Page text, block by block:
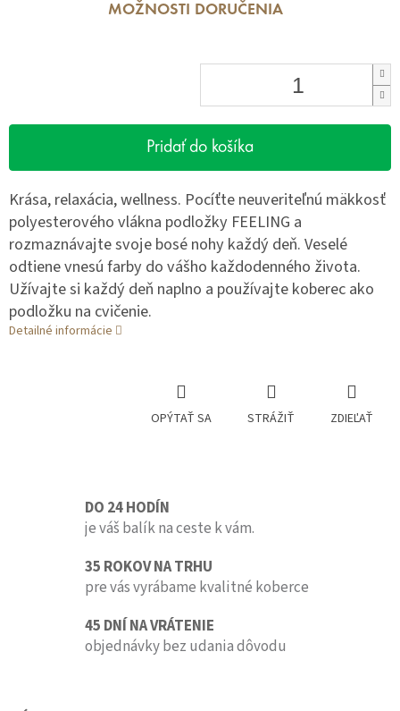
MOŽNOSTI DORUČENIA
Pridať do košíka
Krása, relaxácia, wellness. Pocíťte neuveriteľnú mäkkosť
polyesterového vlákna podložky FEELING a
rozmaznávajte svoje bosé nohy každý deň. Veselé
odtiene vnesú farby do vášho každodenného života.
Užívajte si každý deň naplno a používajte koberec ako
podložku na cvičenie.
Detailné informácie
OPÝTAŤ SA STRÁŽIŤ ZDIEĽAŤ
DO 24 HODÍN
je váš balík na ceste k vám.
35 ROKOV NA TRHU
pre vás vyrábame kvalitné koberce
45 DNÍ NA VRÁTENIE
objednávky bez udania dôvodu